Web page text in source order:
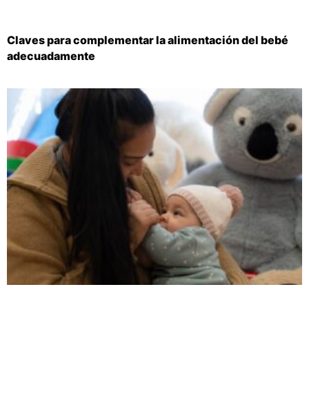
Claves para complementar la alimentación del bebé
adecuadamente